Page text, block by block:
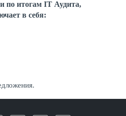
по итогам IT Аудита,
в себя: